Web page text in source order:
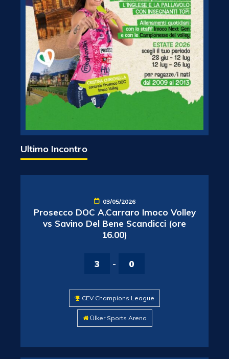
Ultimo Incontro
03/05/2026
Prosecco DOC A.Carraro Imoco Volley
vs Savino Del Bene Scandicci (ore
16.00)
3 - 0
CEV Champions League
Ülker Sports Arena